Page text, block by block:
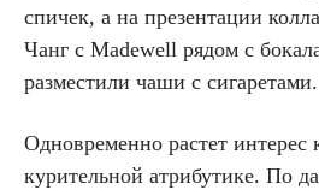
спичек, а на презентации
Чанг с Madewell рядом с
разместили чаши с сигаретами.
Одновременно растет интерес
курительной атрибутике. По